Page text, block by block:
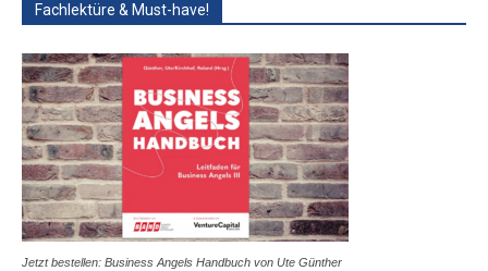
Fachlektüre & Must-have!
Jetzt bestellen: Business Angels Handbuch von Ute Günther